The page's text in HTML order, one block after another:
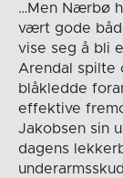
…Men Nærbø
vært gode
vise seg å bli
Arendal spilte
blåkledde
effektive
Jakobsen sin
dagens